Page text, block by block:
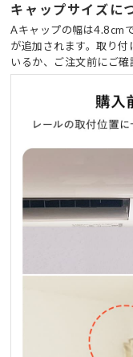
キャップサイズに
Aキャップの幅は4.8cm
が追加されます。取り
いるか、ご注文前にご確